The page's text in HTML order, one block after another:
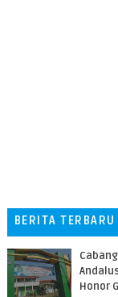
BERITA TERBARU
Honor